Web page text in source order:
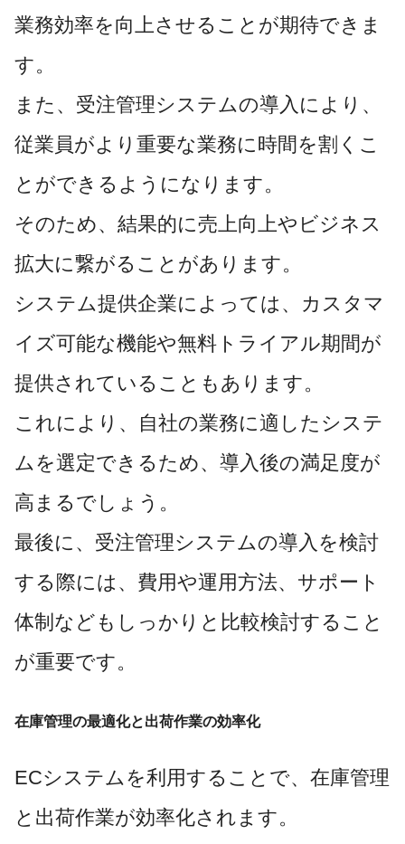
業務効率を向上させることが期待できま
す。
また、受注管理システムの導入により、
従業員がより重要な業務に時間を割くこ
とができるようになります。
そのため、結果的に売上向上やビジネス
拡大に繋がることがあります。
システム提供企業によっては、カスタマ
イズ可能な機能や無料トライアル期間が
提供されていることもあります。
これにより、自社の業務に適したシステ
ムを選定できるため、導入後の満足度が
高まるでしょう。
最後に、受注管理システムの導入を検討
する際には、費用や運用方法、サポート
体制などもしっかりと比較検討すること
が重要です。
在庫管理の最適化と出荷作業の効率化
ECシステムを利用することで、在庫管理
と出荷作業が効率化されます。